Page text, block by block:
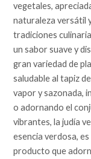
vegetales,
naturaleza versátil
tradiciones
un sabor suave y
gran variedad de
saludable al tapiz
vapor y sazonada,
o adornando el
vibrantes, la judía
esencia verdosa,
producto que